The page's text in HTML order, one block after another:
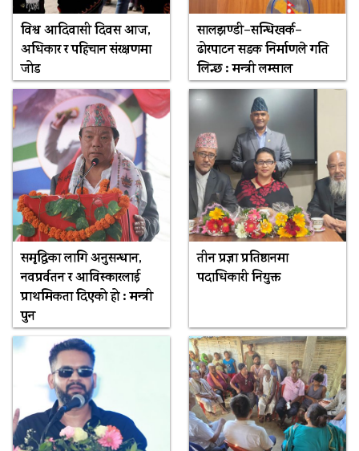
विश्व आदिवासी दिवस आज,
अधिकार र पहिचान संरक्षणमा
जोड
सालझण्डी–सन्धिखर्क–
ढोरपाटन सडक निर्माणले गति
लिन्छ : मन्त्री लम्साल
समृद्धिका लागि अनुसन्धान,
नवप्रर्वतन र आविस्कारलाई
प्राथमिकता दिएको हो : मन्त्री
पुन
तीन प्रज्ञा प्रतिष्ठानमा
पदाधिकारी नियुक्त